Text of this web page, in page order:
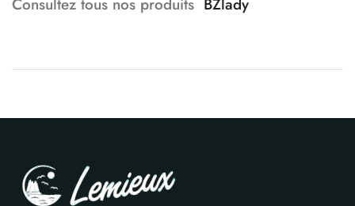
Consultez tous nos produits BZlady